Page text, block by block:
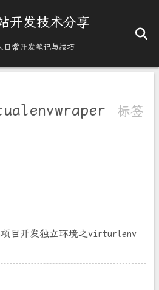
开发技术分享
日常开发笔记与技巧
标签
目开发独立环境之virturlenv